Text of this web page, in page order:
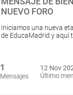
NUEVO FORO
Iniciamos una nueva
de EducaMadrid y aquí
1
Mensajes
12 Nov
Último